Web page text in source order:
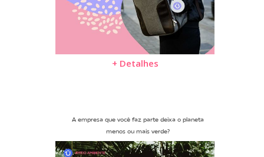
+ Detalhes
A empresa que você faz parte deixa o planeta
menos ou mais verde?